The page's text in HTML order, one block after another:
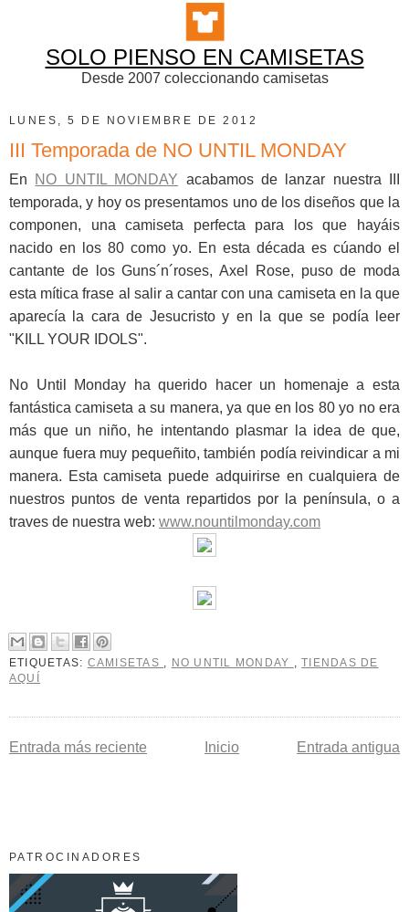
SOLO PIENSO EN CAMISETAS
Desde 2007 coleccionando camisetas
LUNES, 5 DE NOVIEMBRE DE 2012
III Temporada de NO UNTIL MONDAY
En NO UNTIL MONDAY acabamos de lanzar nuestra III
temporada, y hoy os presentamos uno de los diseños que la
componen, una camiseta perfecta para los que hayáis
nacido en los 80 como yo. En esta década es cúando el
cantante de los Guns´n´roses, Axel Rose, puso de moda
esta mítica frase al salir a cantar con una camiseta en la que
aparecía la cara de Jesucristo y en la que se podía leer
"KILL YOUR IDOLS".
No Until Monday ha querido hacer un homenaje a esta
fantástica camiseta a su manera, ya que en los 80 yo no era
más que un niño, he intentando plasmar la idea de que,
aunque fuera muy pequeñito, también podía reivindicar a mi
manera. Esta camiseta puede adquirirse en cualquiera de
nuestros puntos de venta repartidos por la península, o a
traves de nuestra web: www.nountilmonday.com
ETIQUETAS: CAMISETAS , NO UNTIL MONDAY ,TIENDAS DE
AQUÍ
Entrada más reciente Entrada antigua
Inicio
PATROCINADORES